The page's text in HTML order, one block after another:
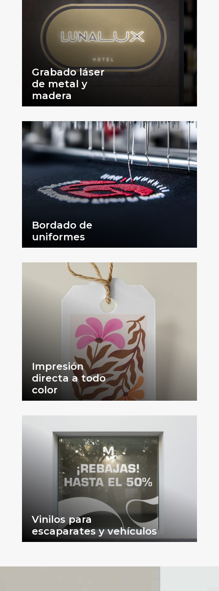
Grabado láser
de metal y
madera
Bordado de
uniformes
Impresión
directa a todo
color
Vinilos para
escaparates y vehículos